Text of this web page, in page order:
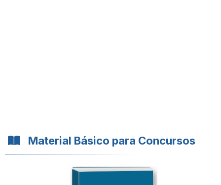
Material Básico para Concursos